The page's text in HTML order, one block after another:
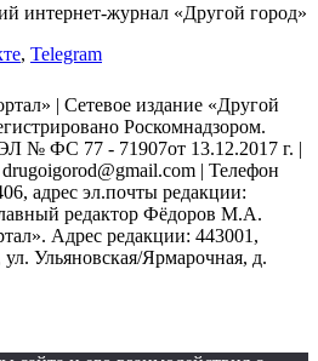
интернет-журнал «Другой город»
, Telegram
| Сетевое издание «Другой
Роскомнадзором.
№ ФС 77 - 71907от 13.12.2017 г. |
| Телефон
адрес эл.почты редакции:
редактор Фёдоров М.А.
Адрес редакции: 443001,
Ульяновская/Ярмарочная, д.